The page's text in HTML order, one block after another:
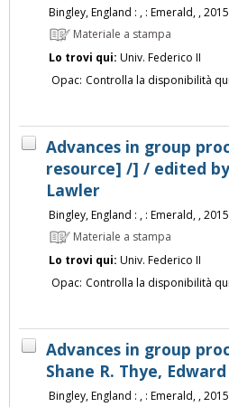
Bingley, England : , : Emerald, , 2015
Materiale a stampa
Lo trovi qui: Univ. Federico II
Opac: Controlla la disponibilità
Advances in group
resource] /] / edited by
Lawler
Bingley, England : , : Emerald, , 2015
Materiale a stampa
Lo trovi qui: Univ. Federico II
Opac: Controlla la disponibilità
Advances in group
Shane R. Thye,
Bingley, England : , : Emerald, , 2015